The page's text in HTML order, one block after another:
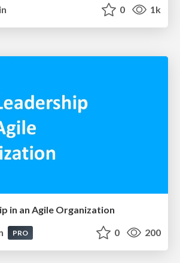
0 1k
in an Agile Organization
PRO 0 200